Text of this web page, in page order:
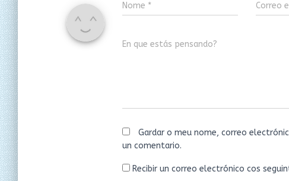
Nome * Correo
En que estás pensando?
Gardar o meu nome, correo
un comentario.
Recibir un correo electrónico cos